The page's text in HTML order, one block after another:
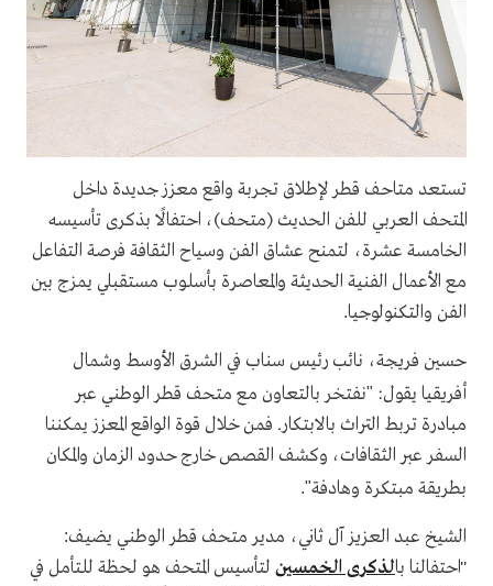
تستعد متاحف قطر لإطلاق تجربة واقع معزز جديدة داخل
المتحف العربي للفن الحديث (متحف)، احتفالًا بذكرى تأسيسه
الخامسة عشرة، لتمنح عشاق الفن وسياح الثقافة فرصة التفاعل
مع الأعمال الفنية الحديثة والمعاصرة بأسلوب مستقبلي يمزج بين
الفن والتكنولوجيا.
حسين فريجة، نائب رئيس سناب في الشرق الأوسط وشمال
أفريقيا يقول: "نفتخر بالتعاون مع متحف قطر الوطني عبر
مبادرة تربط التراث بالابتكار. فمن خلال قوة الواقع المعزز يمكننا
السفر عبر الثقافات، وكشف القصص خارج حدود الزمان والمكان
بطريقة مبتكرة وهادفة".
الشيخ عبد العزيز آل ثاني، مدير متحف قطر الوطني يضيف:
"احتفالنا بالذكرى الخمسين لتأسيس المتحف هو لحظة للتأمل في